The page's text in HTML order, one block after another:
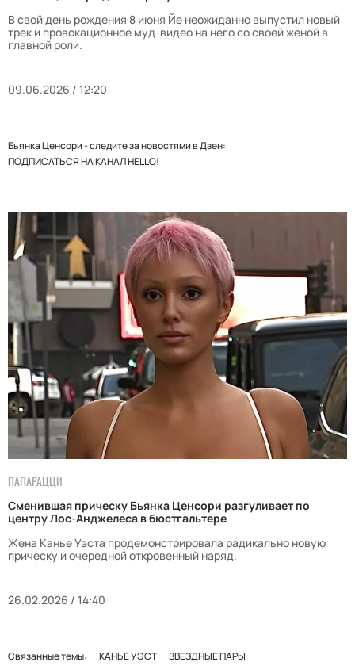
В свой день рождения 8 июня Йе неожиданно выпустил новый
трек и провокационное муд-видео на него со своей женой в
главной роли.
09.06.2026 / 12:20
Бьянка Ценсори - следите за новостями в Дзен:
ПОДПИСАТЬСЯ НА КАНАЛ HELLO!
ПАПАРАЦЦИ
Сменившая прическу Бьянка Ценсори разгуливает по
центру Лос-Анджелеса в бюстгальтере
Жена Канье Уэста продемонстрировала радикально новую
прическу и очередной откровенный наряд.
26.02.2026 / 14:40
Связанные темы: КАНЬЕ УЭСТ ЗВЕЗДНЫЕ ПАРЫ